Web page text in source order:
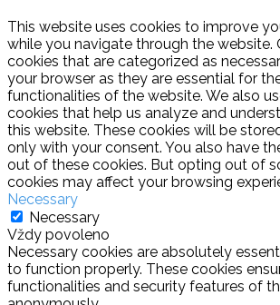
This website uses cookies to improve
while you navigate through the website.
cookies that are categorized as
your browser as they are essential for
functionalities of the website. We also
cookies that help us analyze and
this website. These cookies will be
only with your consent. You also have
out of these cookies. But opting out of
cookies may affect your browsing
Necessary
Necessary
Vždy povoleno
Necessary cookies are absolutely
to function properly. These cookies
functionalities and security features of